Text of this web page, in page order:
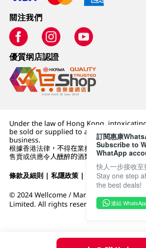
關注我們
優質纲店認證
Under the law of Hong Kong,
be sold or supplied to a minor (under
business.
根據香港法律，不得在業務過程中，向未成年
售賣或供應令人醺醉的酒類。
條款及細則 |私隱政策 | DFI零售集團
© 2024 Wellcome / Market Place. The
Limited. All rights reserved.
訂閱惠康
Subscribe to
WhatApp
快人一步接收至
Stay one step
the best deals!
連結